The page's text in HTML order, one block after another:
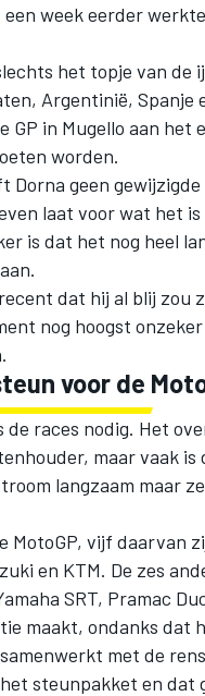
week eerder
het topje van de
Argentinië,
in Mugello aan het
worden.
geen
laat voor wat het
is dat het nog heel
dat hij al blij zou
nog hoogst
voor de
races nodig. Het
maar vaak is
langzaam maar
vijf daarvan
en KTM. De zes
SRT, Pramac
maakt, ondanks dat
met de
het steunpakket en dat